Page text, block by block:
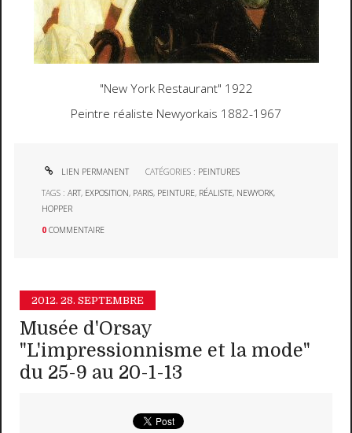
"New York Restaurant" 1922
Peintre réaliste Newyorkais 1882-1967
LIEN PERMANENT CATÉGORIES : PEINTURES
TAGS :ART, EXPOSITION, PARIS, PEINTURE, RÉALISTE, NEWYORK,
HOPPER
0 COMMENTAIRE
2012. 28. SEPTEMBRE
Musée d'Orsay
"L'impressionnisme et la mode"
du 25-9 au 20-1-13